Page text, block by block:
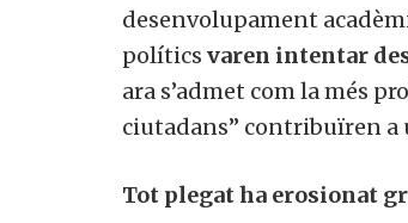
desenvolupament
polítics varen intentar
ara s’admet com la més
ciutadans” contribuïren a
Tot plegat ha erosionat